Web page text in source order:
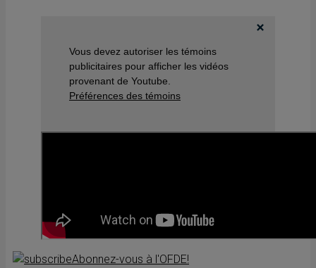
Vous devez autoriser les témoins
publicitaires pour afficher les vidéos
provenant de Youtube.
Préférences des témoins
Abonnez-vous à l'OFDE!